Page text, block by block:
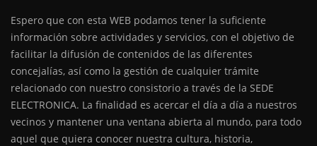
Espero que con esta WEB podamos tener la suficiente
información sobre actividades y servicios, con el objetivo de
facilitar la difusión de contenidos de las diferentes
concejalías, así como la gestión de cualquier trámite
relacionado con nuestro consistorio a través de la SEDE
ELECTRONICA. La finalidad es acercar el día a día a nuestros
vecinos y mantener una ventana abierta al mundo, para todo
aquel que quiera conocer nuestra cultura, historia,